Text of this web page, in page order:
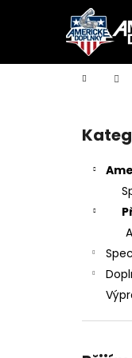
Domů
Přeskočit
kategorie
í
Zpět
do
Zpět
do